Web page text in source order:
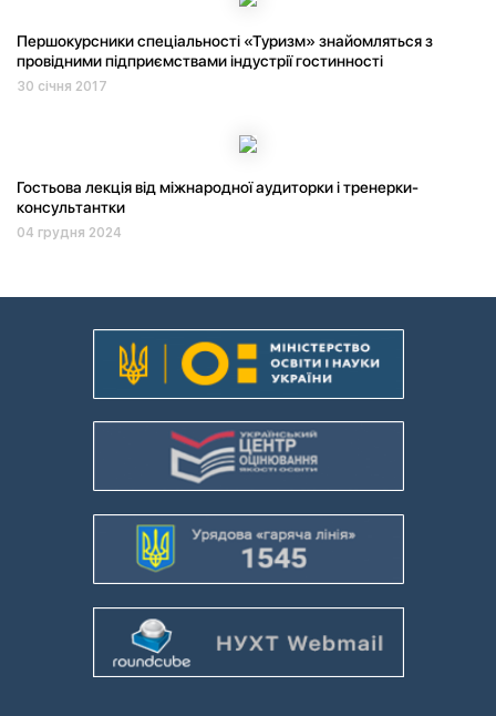
Першокурсники спеціальності «Туризм» знайомляться з
провідними підприємствами індустрії гостинності
30 січня 2017
Гостьова лекція від міжнародної аудиторки і тренерки-
консультантки
04 грудня 2024